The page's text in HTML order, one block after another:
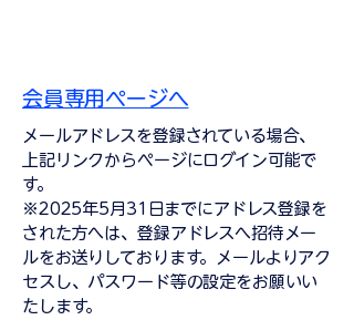
会員専用ページへ
メールアドレスを登録されている場合、
上記リンクからページにログイン可能で
す。
※2025年5月31日までにアドレス登録を
された方へは、登録アドレスへ招待メー
ルをお送りしております。メールよりアク
セスし、パスワード等の設定をお願いい
たします。